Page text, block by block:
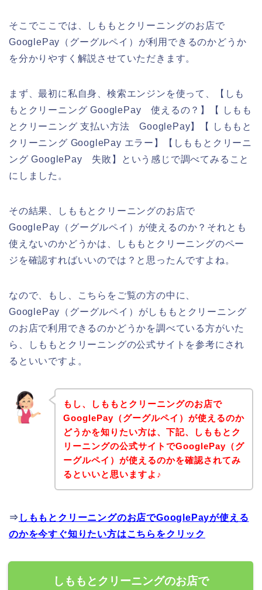
そこでここでは、しももとクリーニングのお店で
GooglePay（グーグルペイ）が利用できるのかどうか
を分かりやすく解説させていただきます。
まず、最初に私自身、検索エンジンを使って、【しも
もとクリーニング GooglePay 使えるの？】【 しもも
とクリーニング 支払い方法 GooglePay】【 しももと
クリーニング GooglePay エラー】【しももとクリーニ
ング GooglePay 失敗】という感じで調べてみること
にしました。
その結果、しももとクリーニングのお店で
GooglePay（グーグルペイ）が使えるのか？それとも
使えないのかどうかは、しももとクリーニングのペー
ジを確認すればいいのでは？と思ったんですよね。
なので、もし、こちらをご覧の方の中に、
GooglePay（グーグルペイ）がしももとクリーニング
のお店で利用できるのかどうかを調べている方がいた
ら、しももとクリーニングの公式サイトを参考にされ
るといいですよ。
もし、しももとクリーニングのお店で
GooglePay（グーグルペイ）が使えるのか
どうかを知りたい方は、下記、しももとク
リーニングの公式サイトでGooglePay（グ
ーグルペイ）が使えるのかを確認されてみ
るといいと思いますよ♪
⇒ しももとクリーニングのお店でGooglePayが使える
のかを今すぐ知りたい方はこちらをクリック
しももとクリーニングのお店で